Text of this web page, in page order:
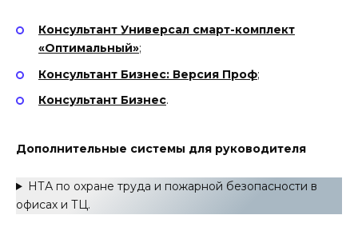
Консультант Универсал смарт-комплект
«Оптимальный»;
Консультант Бизнес: Версия Проф;
Консультант Бизнес.
Дополнительные системы для руководителя
НТА по охране труда и пожарной безопасности в
офисах и ТЦ.